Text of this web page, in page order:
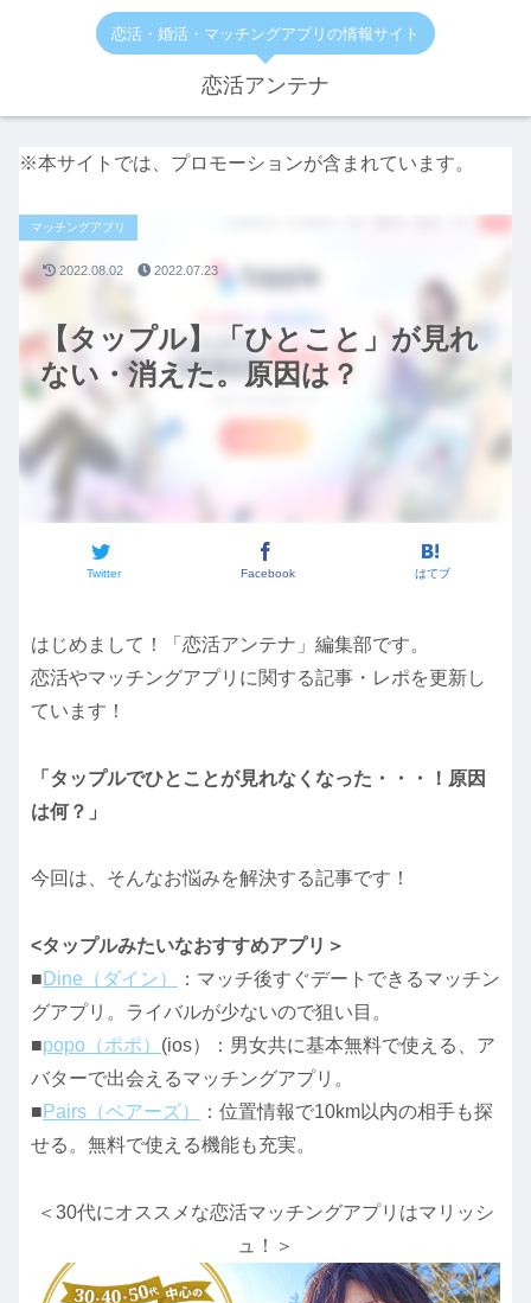
恋活・婚活・マッチングアプリの情報サイト
恋活アンテナ
※本サイトでは、プロモーションが含まれています。
【タップル】「ひとこと」が見れ
ない・消えた。原因は？
マッチングアプリ
Twitter Facebook はてブ
2022.08.02 2022.07.23
はじめまして！「恋活アンテナ」編集部です。
恋活やマッチングアプリに関する記事・レポを更新し
ています！
「タップルでひとことが見れなくなった・・・！原因
は何？」
今回は、そんなお悩みを解決する記事です！
<タップルみたいなおすすめアプリ＞
■ Dine（ダイン）
：マッチ後すぐデートできるマッチン
グアプリ。ライバルが少ないので狙い目。
■popo（ポポ） (ios）：男女共に基本無料で使える、ア
バターで出会えるマッチングアプリ。
■ Pairs（ペアーズ）
：位置情報で10km以内の相手も探
せる。無料で使える機能も充実。
＜30代にオススメな恋活マッチングアプリはマリッシ
ュ！＞